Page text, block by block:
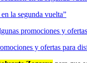
la segunda vuelta”
y ofertas para